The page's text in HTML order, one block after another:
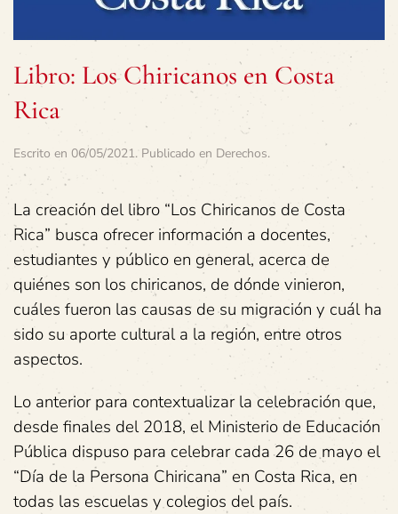
Libro: Los Chiricanos en Costa
Rica
Escrito en 06/05/2021. Publicado en Derechos.
La creación del libro “Los Chiricanos de Costa
Rica” busca ofrecer información a docentes,
estudiantes y público en general, acerca de
quiénes son los chiricanos, de dónde vinieron,
cuáles fueron las causas de su migración y cuál ha
sido su aporte cultural a la región, entre otros
aspectos.
Lo anterior para contextualizar la celebración que,
desde finales del 2018, el Ministerio de Educación
Pública dispuso para celebrar cada 26 de mayo el
“Día de la Persona Chiricana” en Costa Rica, en
todas las escuelas y colegios del país.